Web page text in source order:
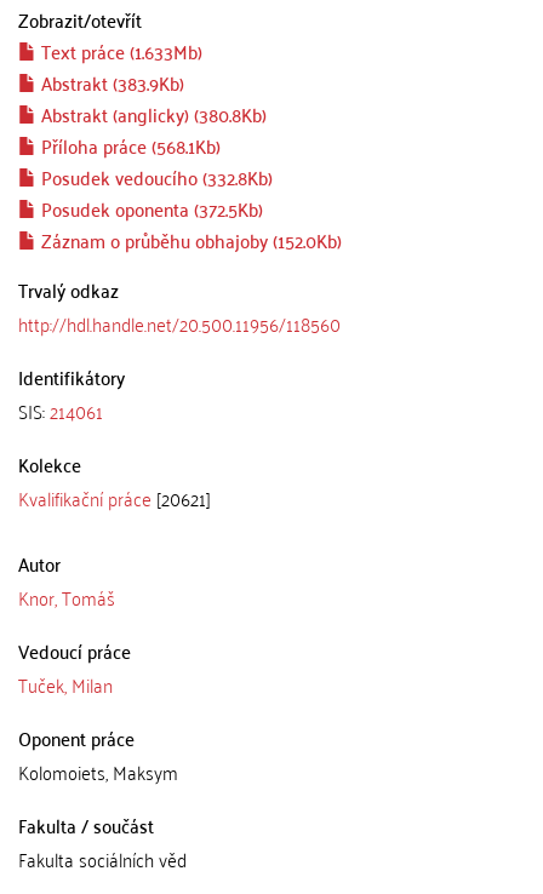
Zobrazit/otevřít
Text práce (1.633Mb)
Abstrakt (383.9Kb)
Abstrakt (anglicky) (380.8Kb)
Příloha práce (568.1Kb)
Posudek vedoucího (332.8Kb)
Posudek oponenta (372.5Kb)
Záznam o průběhu obhajoby (152.0Kb)
Trvalý odkaz
http://hdl.handle.net/20.500.11956/118560
Identifikátory
SIS:214061
Kolekce
Kvalifikační práce [20621]
Autor
Knor, Tomáš
Vedoucí práce
Tuček, Milan
Oponent práce
Kolomoiets, Maksym
Fakulta / součást
Fakulta sociálních věd